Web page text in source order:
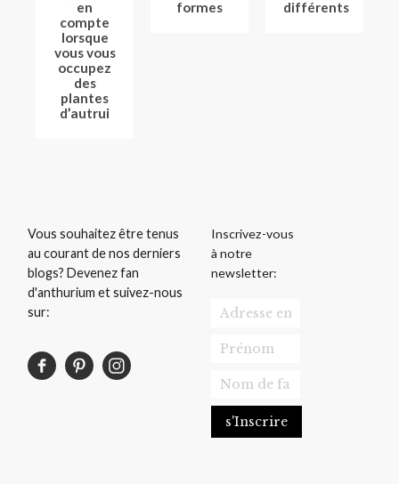
en
compte
lorsque
vous vous
occupez
des
plantes
d’autrui
formes
différents
Vous souhaitez être tenus
au courant de nos derniers
blogs? Devenez fan
d'anthurium et suivez-nous
sur:
Inscrivez-vous
à notre
newsletter: